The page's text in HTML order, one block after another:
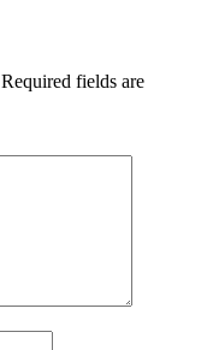
Required fields are